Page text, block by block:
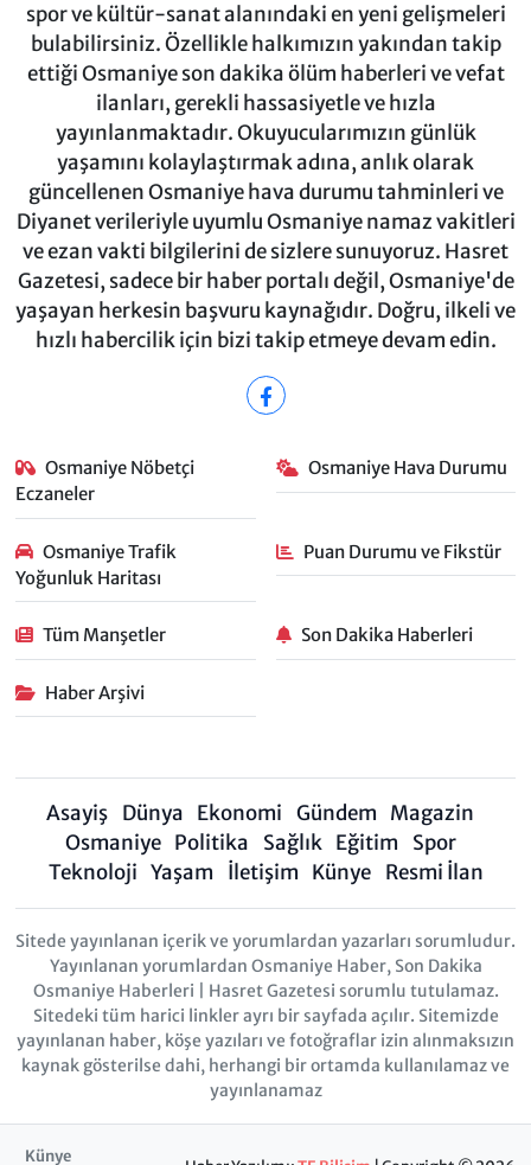
spor ve kültür-sanat alanındaki en yeni gelişmeleri
bulabilirsiniz. Özellikle halkımızın yakından takip
ettiği Osmaniye son dakika ölüm haberleri ve vefat
ilanları, gerekli hassasiyetle ve hızla
yayınlanmaktadır. Okuyucularımızın günlük
yaşamını kolaylaştırmak adına, anlık olarak
güncellenen Osmaniye hava durumu tahminleri ve
Diyanet verileriyle uyumlu Osmaniye namaz vakitleri
ve ezan vakti bilgilerini de sizlere sunuyoruz. Hasret
Gazetesi, sadece bir haber portalı değil, Osmaniye'de
yaşayan herkesin başvuru kaynağıdır. Doğru, ilkeli ve
hızlı habercilik için bizi takip etmeye devam edin.
Osmaniye Nöbetçi
Eczaneler
Osmaniye Hava Durumu
Osmaniye Trafik
Yoğunluk Haritası
Puan Durumu ve Fikstür
Tüm Manşetler Son Dakika Haberleri
Haber Arşivi
Asayiş Dünya Ekonomi Gündem Magazin
Osmaniye Politika Sağlık Eğitim
Spor
Teknoloji Yaşam İletişim Künye Resmi İlan
Sitede yayınlanan içerik ve yorumlardan yazarları sorumludur.
Yayınlanan yorumlardan Osmaniye Haber, Son Dakika
Osmaniye Haberleri | Hasret Gazetesi sorumlu tutulamaz.
Sitedeki tüm harici linkler ayrı bir sayfada açılır. Sitemizde
yayınlanan haber, köşe yazıları ve fotoğraflar izin alınmaksızın
kaynak gösterilse dahi, herhangi bir ortamda kullanılamaz ve
yayınlanamaz
Künye